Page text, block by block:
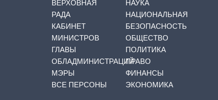
ВЕРХОВНАЯ
РАДА
КАБИНЕТ
МИНИСТРОВ
ГЛАВЫ
ОБЛАДМИНИСТРАЦИЙ
МЭРЫ
ВСЕ ПЕРСОНЫ
НАУКА
НАЦИОНАЛЬНАЯ
БЕЗОПАСНОСТЬ
ОБЩЕСТВО
ПОЛИТИКА
ПРАВО
ФИНАНСЫ
ЭКОНОМИКА